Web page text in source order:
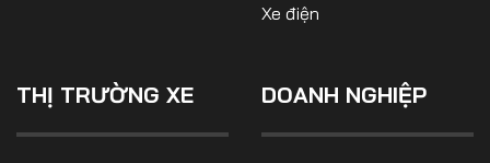
Xe điện
THỊ TRƯỜNG XE DOANH NGHIỆP